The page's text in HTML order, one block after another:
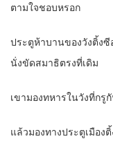
ตามใจชอบหรอก
ประตูห้าบานของวังติ้งซี
นั่งขัดสมาธิตรงที่เดิม
เขามองทหารในวังที่กรู
แล้วมองทางประตูเมือง